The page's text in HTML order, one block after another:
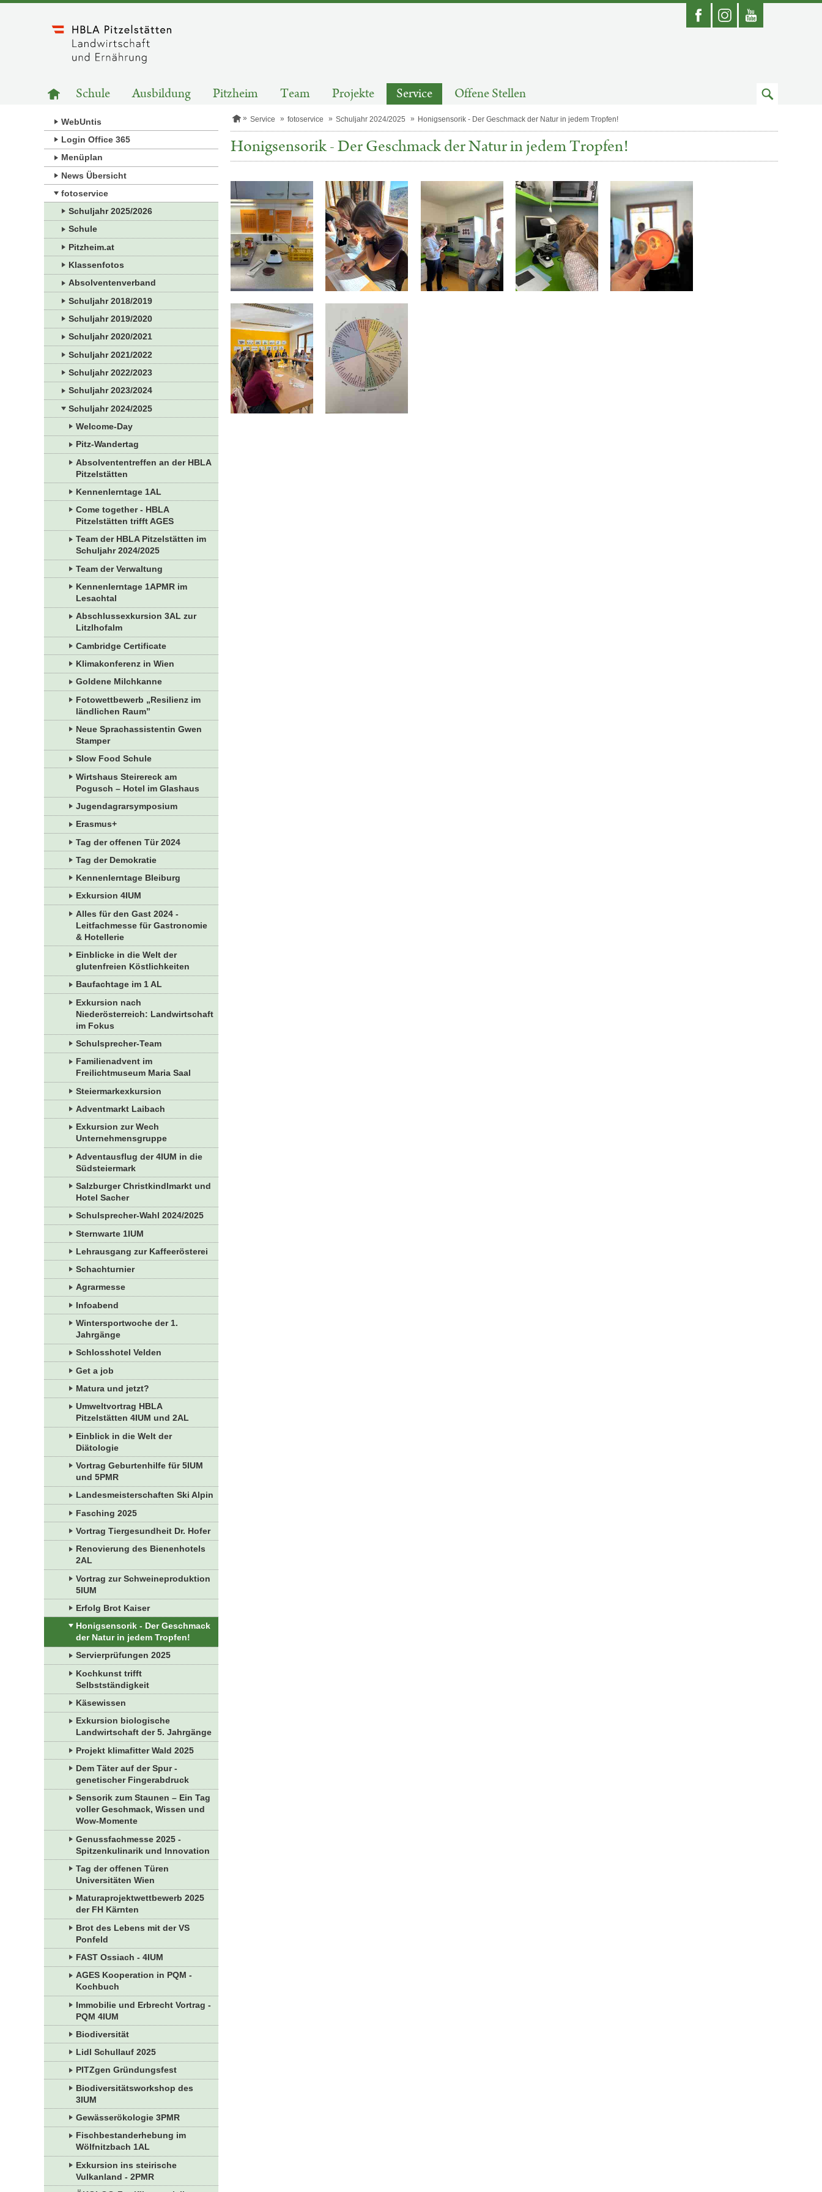
FacebookInstagramYoutube
HAUPTNAVIGATION
Zur
Startseite
Schule Ausbildung Pitzheim Team Projekte Service Offene Stellen
Zum
WebUntis
Login Office 365
Menüplan
News Übersicht
fotoservice
Schuljahr 2025/2026
Schule
Pitzheim.at
Klassenfotos
Absolventenverband
Schuljahr 2018/2019
Schuljahr 2019/2020
Schuljahr 2020/2021
Schuljahr 2021/2022
Schuljahr 2022/2023
Schuljahr 2023/2024
Schuljahr 2024/2025
Welcome-Day
Pitz-Wandertag
Absolvententreffen an der HBLA
Pitzelstätten
Kennenlerntage 1AL
Come together - HBLA
Pitzelstätten trifft AGES
Team der HBLA Pitzelstätten im
Schuljahr 2024/2025
Team der Verwaltung
Kennenlerntage 1APMR im
Lesachtal
Abschlussexkursion 3AL zur
Litzlhofalm
Cambridge Certificate
Klimakonferenz in Wien
Goldene Milchkanne
Fotowettbewerb „Resilienz im
ländlichen Raum”
Neue Sprachassistentin Gwen
Stamper
Slow Food Schule
Wirtshaus Steirereck am
Pogusch – Hotel im Glashaus
Jugendagrarsymposium
Erasmus+
Tag der offenen Tür 2024
Tag der Demokratie
Kennenlerntage Bleiburg
Exkursion 4IUM
Alles für den Gast 2024 -
Leitfachmesse für Gastronomie
& Hotellerie
Einblicke in die Welt der
glutenfreien Köstlichkeiten
Baufachtage im 1 AL
Exkursion nach
Niederösterreich: Landwirtschaft
im Fokus
Schulsprecher-Team
Familienadvent im
Freilichtmuseum Maria Saal
Steiermarkexkursion
Adventmarkt Laibach
Exkursion zur Wech
Unternehmensgruppe
Adventausflug der 4IUM in die
Südsteiermark
Salzburger Christkindlmarkt und
Hotel Sacher
Schulsprecher-Wahl 2024/2025
Sternwarte 1IUM
Lehrausgang zur Kaffeerösterei
Schachturnier
Agrarmesse
Infoabend
Wintersportwoche der 1.
Jahrgänge
Schlosshotel Velden
Get a job
Matura und jetzt?
Umweltvortrag HBLA
Pitzelstätten 4IUM und 2AL
Einblick in die Welt der
Diätologie
Vortrag Geburtenhilfe für 5IUM
und 5PMR
Landesmeisterschaften Ski Alpin
Fasching 2025
Vortrag Tiergesundheit Dr. Hofer
Renovierung des Bienenhotels
2AL
Vortrag zur Schweineproduktion
5IUM
Erfolg Brot Kaiser
Honigsensorik - Der Geschmack
der Natur in jedem Tropfen!
Servierprüfungen 2025
Kochkunst trifft
Selbstständigkeit
Käsewissen
Exkursion biologische
Landwirtschaft der 5. Jahrgänge
Projekt klimafitter Wald 2025
Dem Täter auf der Spur -
genetischer Fingerabdruck
Sensorik zum Staunen – Ein Tag
voller Geschmack, Wissen und
Wow-Momente
Genussfachmesse 2025 -
Spitzenkulinarik und Innovation
Tag der offenen Türen
Universitäten Wien
Maturaprojektwettbewerb 2025
der FH Kärnten
Brot des Lebens mit der VS
Ponfeld
FAST Ossiach - 4IUM
AGES Kooperation in PQM -
Kochbuch
Immobilie und Erbrecht Vortrag -
PQM 4IUM
Biodiversität
Lidl Schullauf 2025
PITZgen Gründungsfest
Biodiversitätsworkshop des
3IUM
Gewässerökologie 3PMR
Fischbestanderhebung im
Wölfnitzbach 1AL
Exkursion ins steirische
Vulkanland - 2PMR
S
e
Service fotoservice Schuljahr 2024/2025 Honigsensorik - Der Geschmack der Natur in jedem Tropfen!
Honigsensorik - Der Geschmack der Natur in jedem Tropfen!